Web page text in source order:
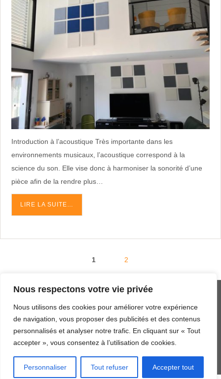
Nous respectons votre vie privée
Nous utilisons des cookies pour améliorer votre expérience
de navigation, vous proposer des publicités et des contenus
personnalisés et analyser notre trafic. En cliquant sur « Tout
accepter », vous consentez à l’utilisation de cookies.
Personnaliser Tout refuser Accepter tout
Introduction à l’acoustique Très importante dans les
environnements musicaux, l’acoustique correspond à la
science du son. Elle vise donc à harmoniser la sonorité d’une
pièce afin de la rendre plus…
LIRE LA SUITE…
1 2
PLAN DU SITE
AERODYNE.FR DEPUIS 2019
Fièrement propulsé par